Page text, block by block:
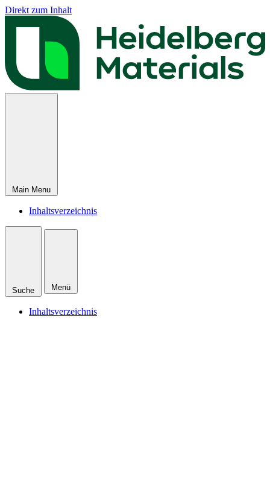
Direkt zum Inhalt
Main Menu
Inhaltsverzeichnis
Suche Menü
Inhaltsverzeichnis